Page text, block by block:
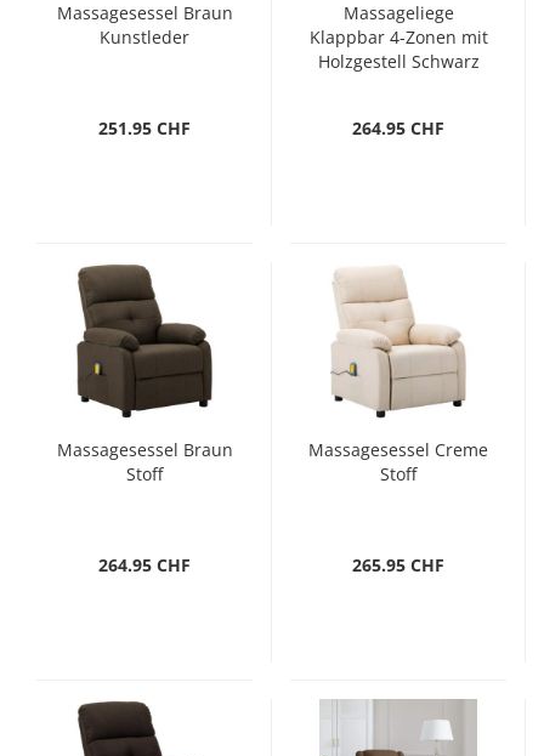
Massagesessel Braun
Kunstleder
251.95 CHF
Massageliege
Klappbar 4-Zonen mit
Holzgestell Schwarz
264.95 CHF
Massagesessel Braun
Stoff
264.95 CHF
Massagesessel Creme
Stoff
265.95 CHF